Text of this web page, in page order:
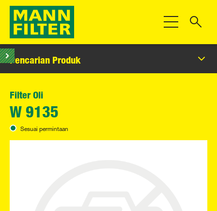
Beralih
Pencarian Produk
Filter Oli
W 9135
Sesuai permintaan